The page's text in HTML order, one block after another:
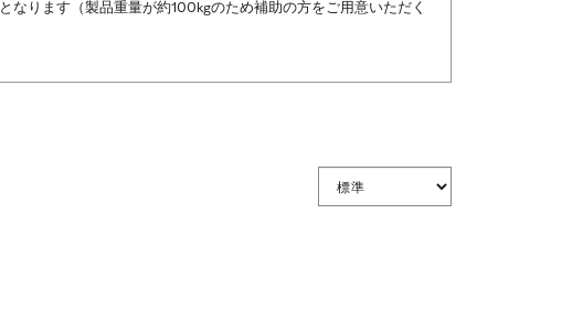
となります（製品重量が約100kgのため補助の方をご用意いただく